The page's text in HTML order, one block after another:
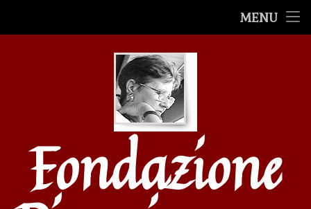
MENU
Filmati
Avvenimenti
Fondazione